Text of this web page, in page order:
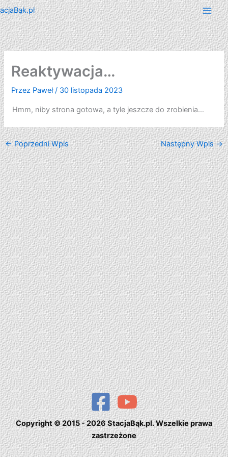
Przejdź
do
treści
Reaktywacja…
Przez Paweł/ 30 listopada 2023
Hmm, niby strona gotowa, a tyle jeszcze do zrobienia…
←Poprzedni Wpis Następny Wpis→
Copyright © 2015 - 2026 StacjaBąk.pl. Wszelkie prawa
zastrzeżone